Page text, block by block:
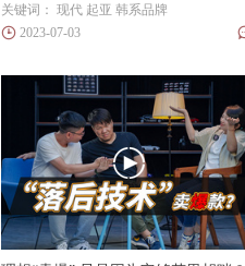
关键词： 现代 起亚 韩系品牌
2023-07-03